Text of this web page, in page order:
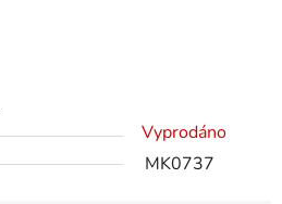
Vyprodáno
MK0737